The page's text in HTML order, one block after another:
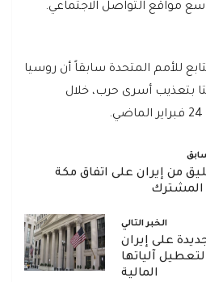
مواقع التواصل الاجتماعي.
للأمم المتحدة سابقاً أن روسيا
بتعذيب أسرى حرب، خلال
من إيران على اتفاق مكة
المشترك
الخبر التالي
على إيران
لتعطيل آلياتها
المالية